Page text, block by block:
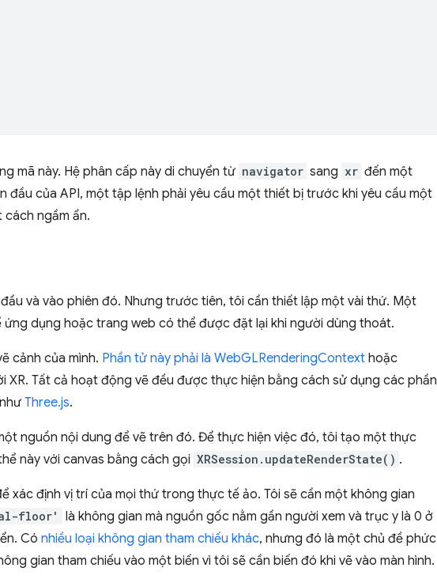
mã này. Hệ phân cấp này di chuyển từ navigator sang xr đến một
đầu của API, một tập lệnh phải yêu cầu một thiết bị trước khi yêu cầu một
ngầm ẩn.
và vào phiên đó. Nhưng trước tiên, tôi cần thiết lập một vài thứ. Một
ứng dụng hoặc trang web có thể được đặt lại khi người dùng thoát.
cảnh của mình. Phần tử này phải là WebGLRenderingContext hoặc
Tất cả hoạt động vẽ đều được thực hiện bằng cách sử dụng các phần
Three.js.
nguồn nội dung để vẽ trên đó. Để thực hiện việc đó, tôi tạo một thực
này với canvas bằng cách gọi XRSession.updateRenderState() .
xác định vị trí của mọi thứ trong thực tế ảo. Tôi sẽ cần một không gian
floor'
là không gian mà nguồn gốc nằm gần người xem và trục y là 0 ở
Có nhiều loại không gian tham chiếu khác, nhưng đó là một chủ đề phức
gian tham chiếu vào một biến vì tôi sẽ cần biến đó khi vẽ vào màn hình.